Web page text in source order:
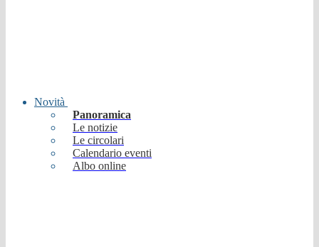
Novità
Panoramica
Le notizie
Le circolari
Calendario eventi
Albo online